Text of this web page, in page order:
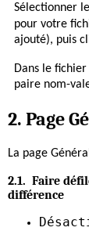
Sélectionner
pour votre
ajouté), puis
Dans le
paire nom-
2. Page
La page
2.1. Faire
différence